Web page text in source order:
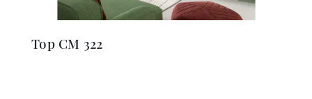
Top CM 322